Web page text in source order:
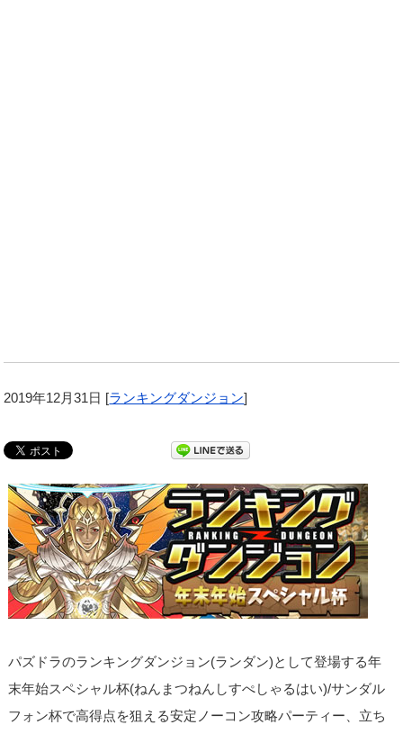
2019年12月31日 [ランキングダンジョン]
パズドラのランキングダンジョン(ランダン)として登場する年
末年始スペシャル杯(ねんまつねんしすぺしゃるはい)/サンダル
フォン杯で高得点を狙える安定ノーコン攻略パーティー、立ち